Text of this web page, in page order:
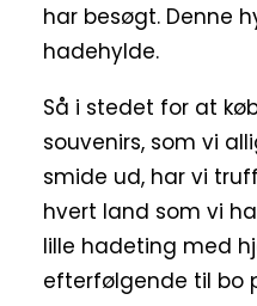
har besøgt. Denne
hadehylde.
Så i stedet for at
souvenirs, som vi
smide ud, har vi
hvert land som vi
lille hadeting med
efterfølgende til bo